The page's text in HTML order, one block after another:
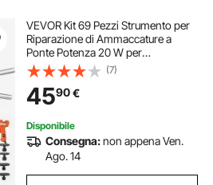
VEVOR Kit 69 Pezzi Strumento per
Riparazione di Ammaccature a
Ponte Potenza 20 W per
Carrozzeria Auto Veicolo da Garage
Officina Fai-da-te, Kit Estrattore a
Ponte Estrattore a Martello per
Ammaccature
(7)
4590€
Disponibile
Consegna:non appena Ven.
Ago. 14